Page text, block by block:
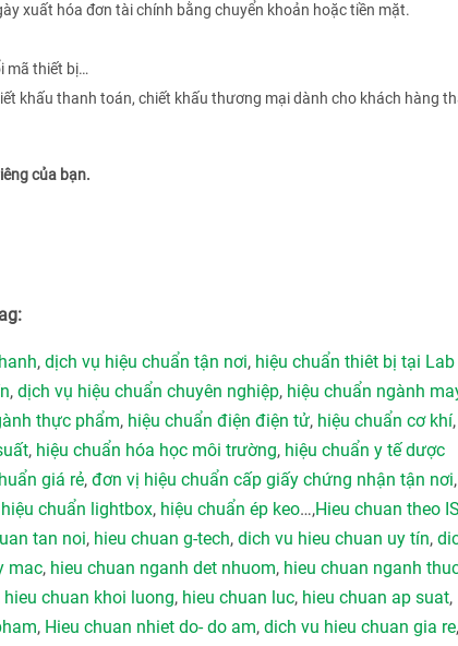
xuất hóa đơn tài chính bằng chuyển khoản hoặc tiền mặt.
mã thiết bị…
khấu thanh toán, chiết khấu thương mại dành cho khách hàng
của bạn.
, dịch vụ hiệu chuẩn tận nơi, hiệu chuẩn thiêt bị tại Lab
, dịch vụ hiệu chuẩn chuyên nghiệp, hiệu chuẩn ngành
thực phẩm, hiệu chuẩn điện điện tử, hiệu chuẩn cơ khí
, hiệu chuẩn hóa học môi trường, hiệu chuẩn y tế dược
giá rẻ, đơn vị hiệu chuẩn cấp giấy chứng nhận tận nơi
hiệu chuẩn lightbox, hiệu chuẩn ép keo…,Hieu chuan theo
tan noi, hieu chuan g-tech, dich vu hieu chuan uy tín,
mac, hieu chuan nganh det nhuom, hieu chuan nganh
hieu chuan khoi luong, hieu chuan luc, hieu chuan ap suat,
, Hieu chuan nhiet do- do am, dich vu hieu chuan gia re